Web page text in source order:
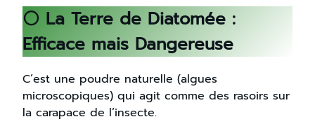
⚪ La Terre de Diatomée :
Efficace mais Dangereuse
C’est une poudre naturelle (algues
microscopiques) qui agit comme des rasoirs sur
la carapace de l’insecte.